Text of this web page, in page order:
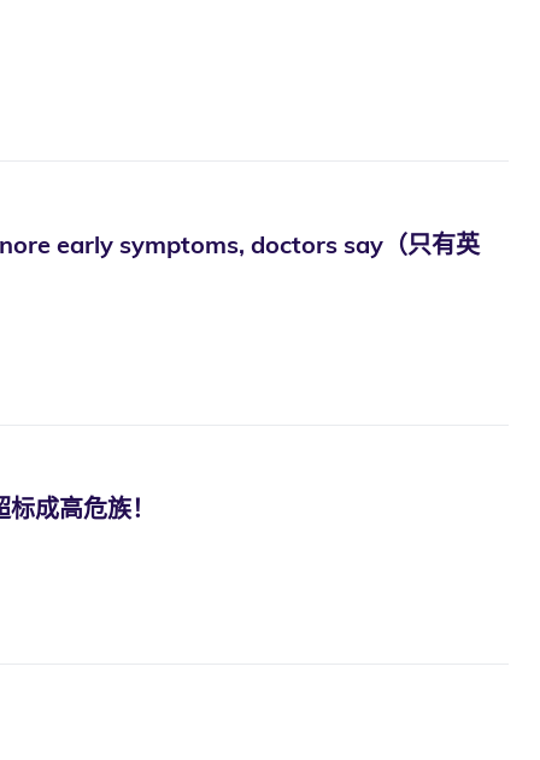
early symptoms, doctors say（只有英
成高危族！